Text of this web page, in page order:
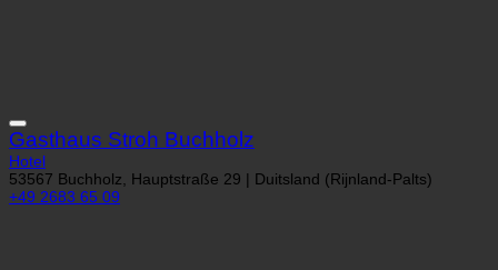
Gasthaus Stroh Buchholz
Hotel
53567 Buchholz, Hauptstraße 29 | Duitsland (Rijnland-Palts)
+49 2683 65 09